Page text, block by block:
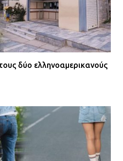
δύο ελληνοαμερικανούς